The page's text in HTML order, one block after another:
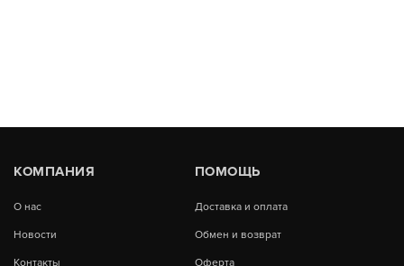
КОМПАНИЯ
О нас
Новости
Контакты
ПОМОЩЬ
Доставка и оплата
Обмен и возврат
Оферта